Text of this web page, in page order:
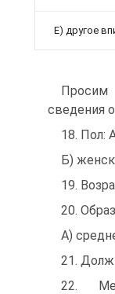
Е) другое
сведения
18. Пол:
Б)
19.
20.
А)
21.
22.